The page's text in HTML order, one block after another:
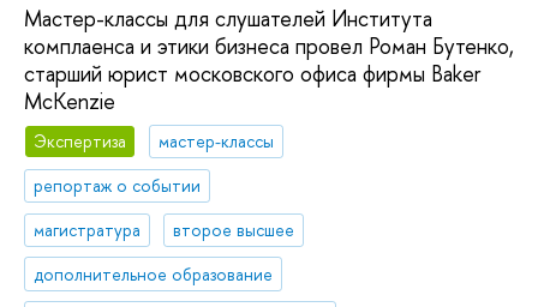
Мастер-классы для слушателей Института
комплаенса и этики бизнеса провел Роман Бутенко,
старший юрист московского офиса фирмы Baker
McKenzie
Экспертиза
мастер-классы
репортаж о событии
магистратура
второе высшее
дополнительное образование